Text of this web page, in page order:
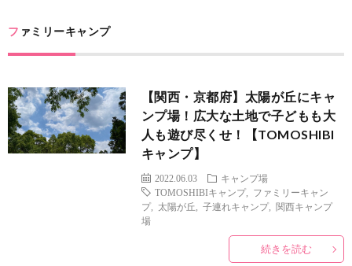
ー
ム
プ
ロ
フ
ファミリーキャンプ
【関西・京都府】太陽が丘にキャ
ンプ場！広大な土地で子どもも大
人も遊び尽くせ！【TOMOSHIBI
キャンプ】
2022.06.03
キャンプ場
TOMOSHIBIキャンプ, ファミリーキャン
プ, 太陽が丘 子連れキャンプ, 関西キャンプ
場
続きを読む